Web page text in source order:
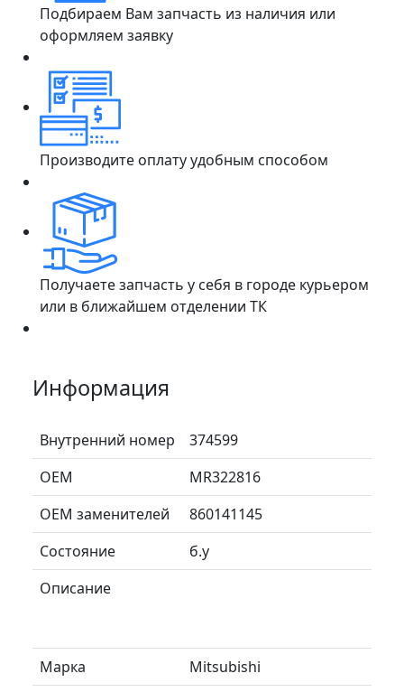
Подбираем Вам запчасть из наличия или
оформляем заявку
Производите оплату удобным способом
Получаете запчасть у себя в городе курьером
или в ближайшем отделении ТК
Информация
Внутренний номер
374599
ОЕМ
MR322816
ОЕМ заменителей
860141145
Состояние
б.у
Описание
Марка
Mitsubishi